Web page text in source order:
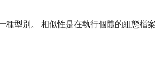
種型別。 相似性是在執行個體的組態檔案